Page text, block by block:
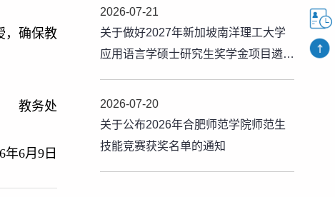
，确保教
教务处
年6月9日
2026-07-21
关于做好2027年新加坡南洋理工大学
应用语言学硕士研究生奖学金项目遴选
2026-07-20
关于公布2026年合肥师范学院师范生
技能竞赛获奖名单的通知